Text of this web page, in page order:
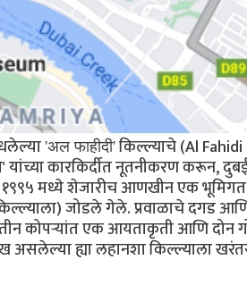
'अल फाहीदी' किल्ल्याचे (Al
कारकिर्दीत नूतनीकरण करून,
१९९५ मध्ये शेजारीच आणखीन एक भूमिगत
जोडले गेले. प्रवाळाचे दगड
तीन कोपऱ्यांत एक आयताकृती आणि दोन
ह्या लहानशा किल्ल्याला